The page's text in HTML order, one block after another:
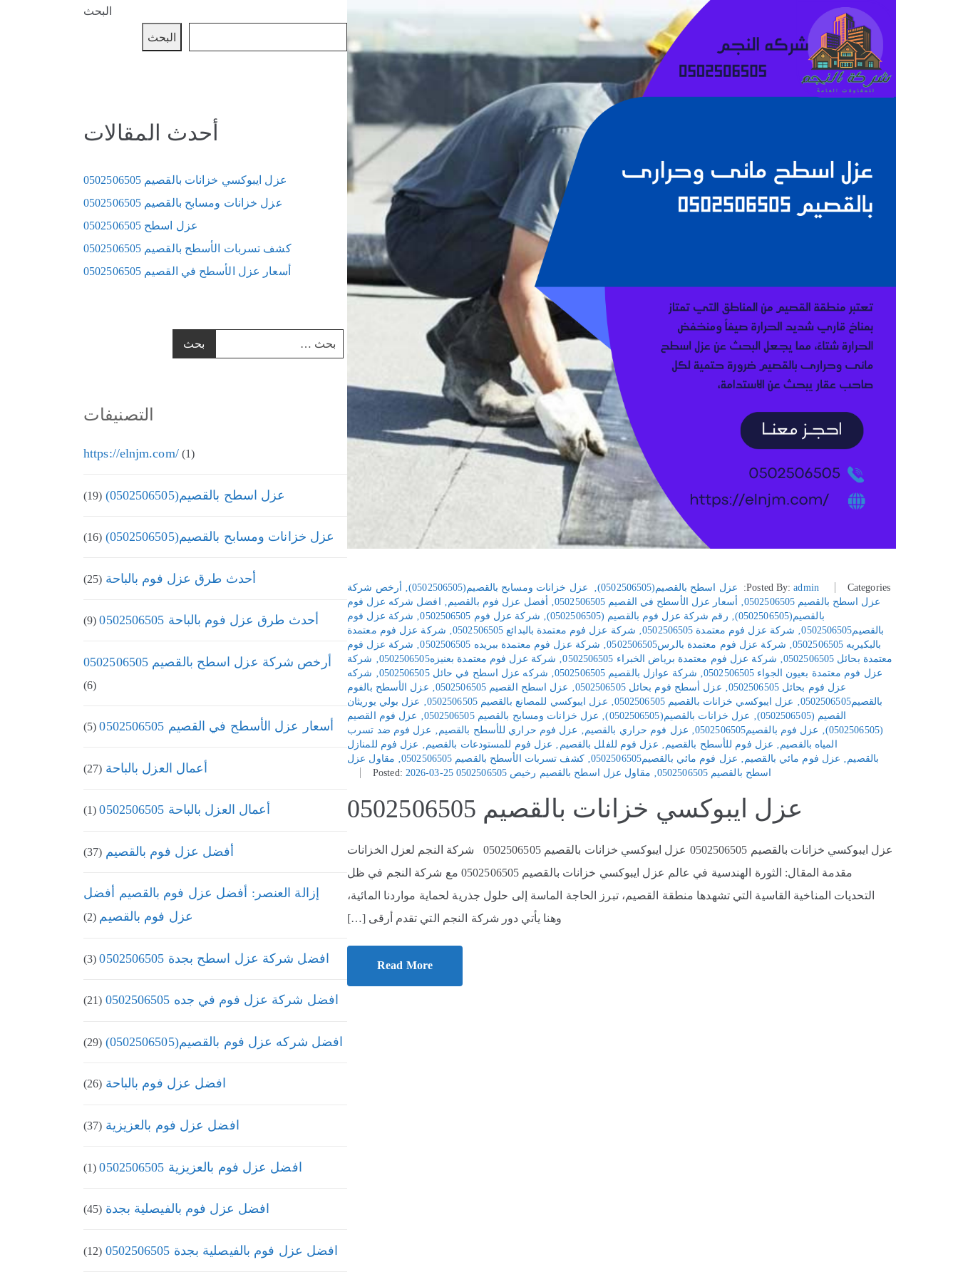
Posted By:admin Categories: عزل اسطح بالقصيم(0502506505) ‚ عزل خزانات ومسابح بالقصيم(0502506505) ‚
أرخص شركة
عزل اسطح بالقصيم 0502506505
‚ أسعار عزل الأسطح في القصيم 0502506505 ‚ أفضل عزل فوم بالقصيم‚
افضل شركه عزل فوم
بالقصيم(0502506505)
‚ رقم شركة عزل فوم بالقصيم (0502506505) ‚ شركة عزل فوم 0502506505 ‚ شركة عزل فوم
بالقصيم0502506505
‚ شركة عزل فوم معتمدة 0502506505 ‚ شركة عزل فوم معتمدة بالبدائع 0502506505 ‚ شركة عزل فوم معتمدة
بالبكيريه 0502506505
‚ شركة عزل فوم معتمدة بالرس0502506505 ‚ شركة عزل فوم معتمدة ببريده 0502506505 ‚ شركة عزل فوم
معتمدة بحائل 0502506505
‚ شركة عزل فوم معتمدة برياض الخبراء 0502506505 ‚ شركة عزل فوم معتمدة بعنيزه0502506505 ‚ شركة
عزل فوم معتمدة بعيون الجواء 0502506505
‚ شركة عوازل بالقصيم 0502506505 ‚ شركه عزل اسطح في حائل 0502506505 ‚ شركه
عزل فوم بحائل 0502506505
‚ عزل أسطح فوم بحائل 0502506505 ‚ عزل اسطح القصيم 0502506505 ‚ عزل الأسطح بالفوم
بالقصيم0502506505
‚ عزل ايبوكسي خزانات بالقصيم 0502506505 ‚ عزل ايبوكسي للمصانع بالقصيم 0502506505 ‚ عزل بولي يوريثان
القصيم (0502506505)
‚ عزل خزانات بالقصيم(0502506505) ‚ عزل خزانات ومسابح بالقصيم 0502506505 ‚ عزل فوم القصيم
(0502506505)
‚ عزل فوم بالقصيم0502506505 ‚ عزل فوم حراري بالقصيم‚ عزل فوم حراري للأسطح بالقصيم‚ عزل فوم ضد تسرب
المياه بالقصيم‚ عزل فوم للأسطح بالقصيم‚ عزل فوم للفلل بالقصيم ‚ عزل فوم للمستودعات بالقصيم‚ عزل فوم للمنازل
بالقصيم‚ عزل فوم مائي بالقصيم‚ عزل فوم مائي بالقصيم0502506505 ‚كشف تسربات الأسطح بالقصيم 0502506505 ‚ مقاول عزل
اسطح بالقصيم 0502506505
‚ مقاول عزل اسطح بالقصيم رخيص 0502506505 Posted: 2026-03-25
عزل ايبوكسي خزانات بالقصيم 0502506505
عزل ايبوكسي خزانات بالقصيم 0502506505 عزل ايبوكسي خزانات بالقصيم 0502506505 شركة النجم لعزل الخزانات
مقدمة المقال: الثورة الهندسية في عالم عزل ايبوكسي خزانات بالقصيم 0502506505 مع شركة النجم في ظل
التحديات المناخية القاسية التي تشهدها منطقة القصيم، تبرز الحاجة الماسة إلى حلول جذرية لحماية مواردنا المائية،
وهنا يأتي دور شركة النجم التي تقدم أرقى […]
Read More
البحث
البحث
أحدث المقالات
عزل ايبوكسي خزانات بالقصيم 0502506505
عزل خزانات ومسابح بالقصيم 0502506505
عزل اسطح 0502506505
كشف تسربات الأسطح بالقصيم 0502506505
أسعار عزل الأسطح في القصيم 0502506505
التصنيفات
https://elnjm.com/(1)
عزل اسطح بالقصيم(0502506505) (19)
عزل خزانات ومسابح بالقصيم(0502506505) (16)
أحدث طرق عزل فوم بالباحة (25)
أحدث طرق عزل فوم بالباحة 0502506505 (9)
أرخص شركة عزل اسطح بالقصيم 0502506505
(6)
أسعار عزل الأسطح في القصيم 0502506505 (5)
أعمال العزل بالباحة (27)
أعمال العزل بالباحة 0502506505 (1)
أفضل عزل فوم بالقصيم (37)
إزالة العنصر: أفضل عزل فوم بالقصيم أفضل
عزل فوم بالقصيم (2)
افضل شركة عزل اسطح بجدة 0502506505 (3)
افضل شركة عزل فوم في جده 0502506505 (21)
افضل شركه عزل فوم بالقصيم(0502506505) (29)
افضل عزل فوم بالباحة (26)
افضل عزل فوم بالعزيزية (37)
افضل عزل فوم بالعزيزية 0502506505 (1)
افضل عزل فوم بالفيصلية بجدة (45)
افضل عزل فوم بالفيصلية بجدة 0502506505 (12)